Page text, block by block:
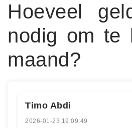
Hoeveel
nodig om te
maand?
Timo Abdi
2026-01-23 19:09:49